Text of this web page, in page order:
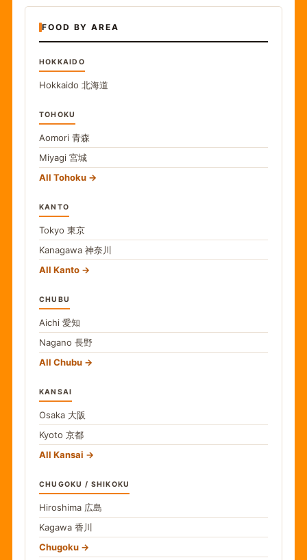
FOOD BY AREA
HOKKAIDO
Hokkaido 北海道
TOHOKU
Aomori 青森
Miyagi 宮城
All Tohoku
KANTO
Tokyo 東京
Kanagawa 神奈川
All Kanto
CHUBU
Aichi 愛知
Nagano 長野
All Chubu
KANSAI
Osaka 大阪
Kyoto 京都
All Kansai
CHUGOKU / SHIKOKU
Hiroshima 広島
Kagawa 香川
Chugoku